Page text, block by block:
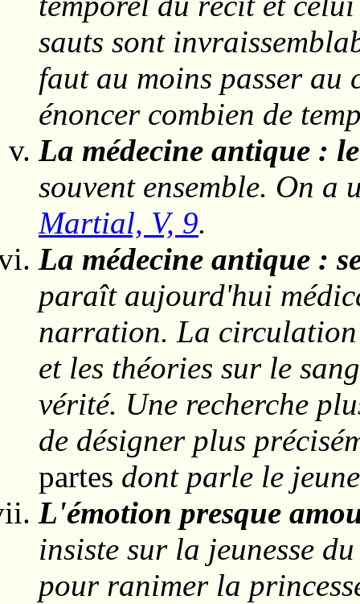
sauts sont
faut au moins passer au
énoncer combien de
La médecine antique :
souvent ensemble. On a
Martial, V, 9.
La médecine antique :
paraît aujourd'hui
narration. La circulation
et les théories sur le
vérité. Une recherche
de désigner plus
partes dont parle le
L'émotion presque
insiste sur la jeunesse
pour ranimer la